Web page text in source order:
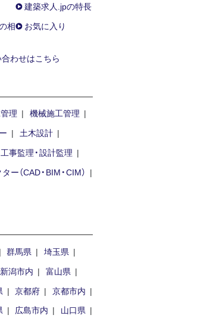
建築求人.jpの特長
相
お気に入り
わせはこちら
理
機械施工管理
土木設計
工事監理・設計監理
ー（CAD・BIM・CIM）
群馬県
埼玉県
新潟市内
富山県
京都府
京都市内
広島市内
山口県